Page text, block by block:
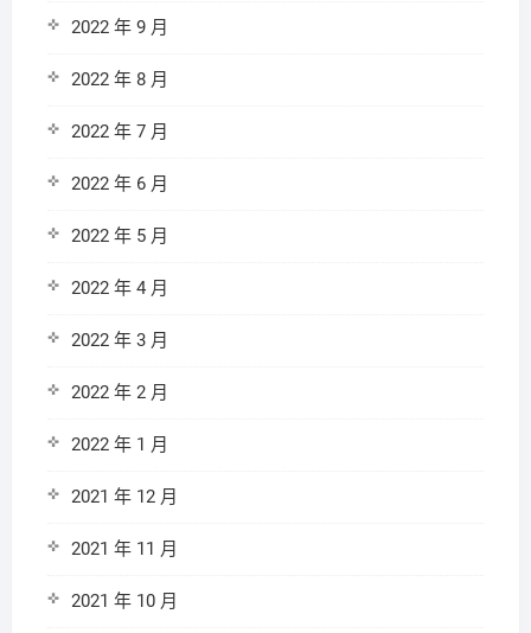
2022 年 9 月
2022 年 8 月
2022 年 7 月
2022 年 6 月
2022 年 5 月
2022 年 4 月
2022 年 3 月
2022 年 2 月
2022 年 1 月
2021 年 12 月
2021 年 11 月
2021 年 10 月